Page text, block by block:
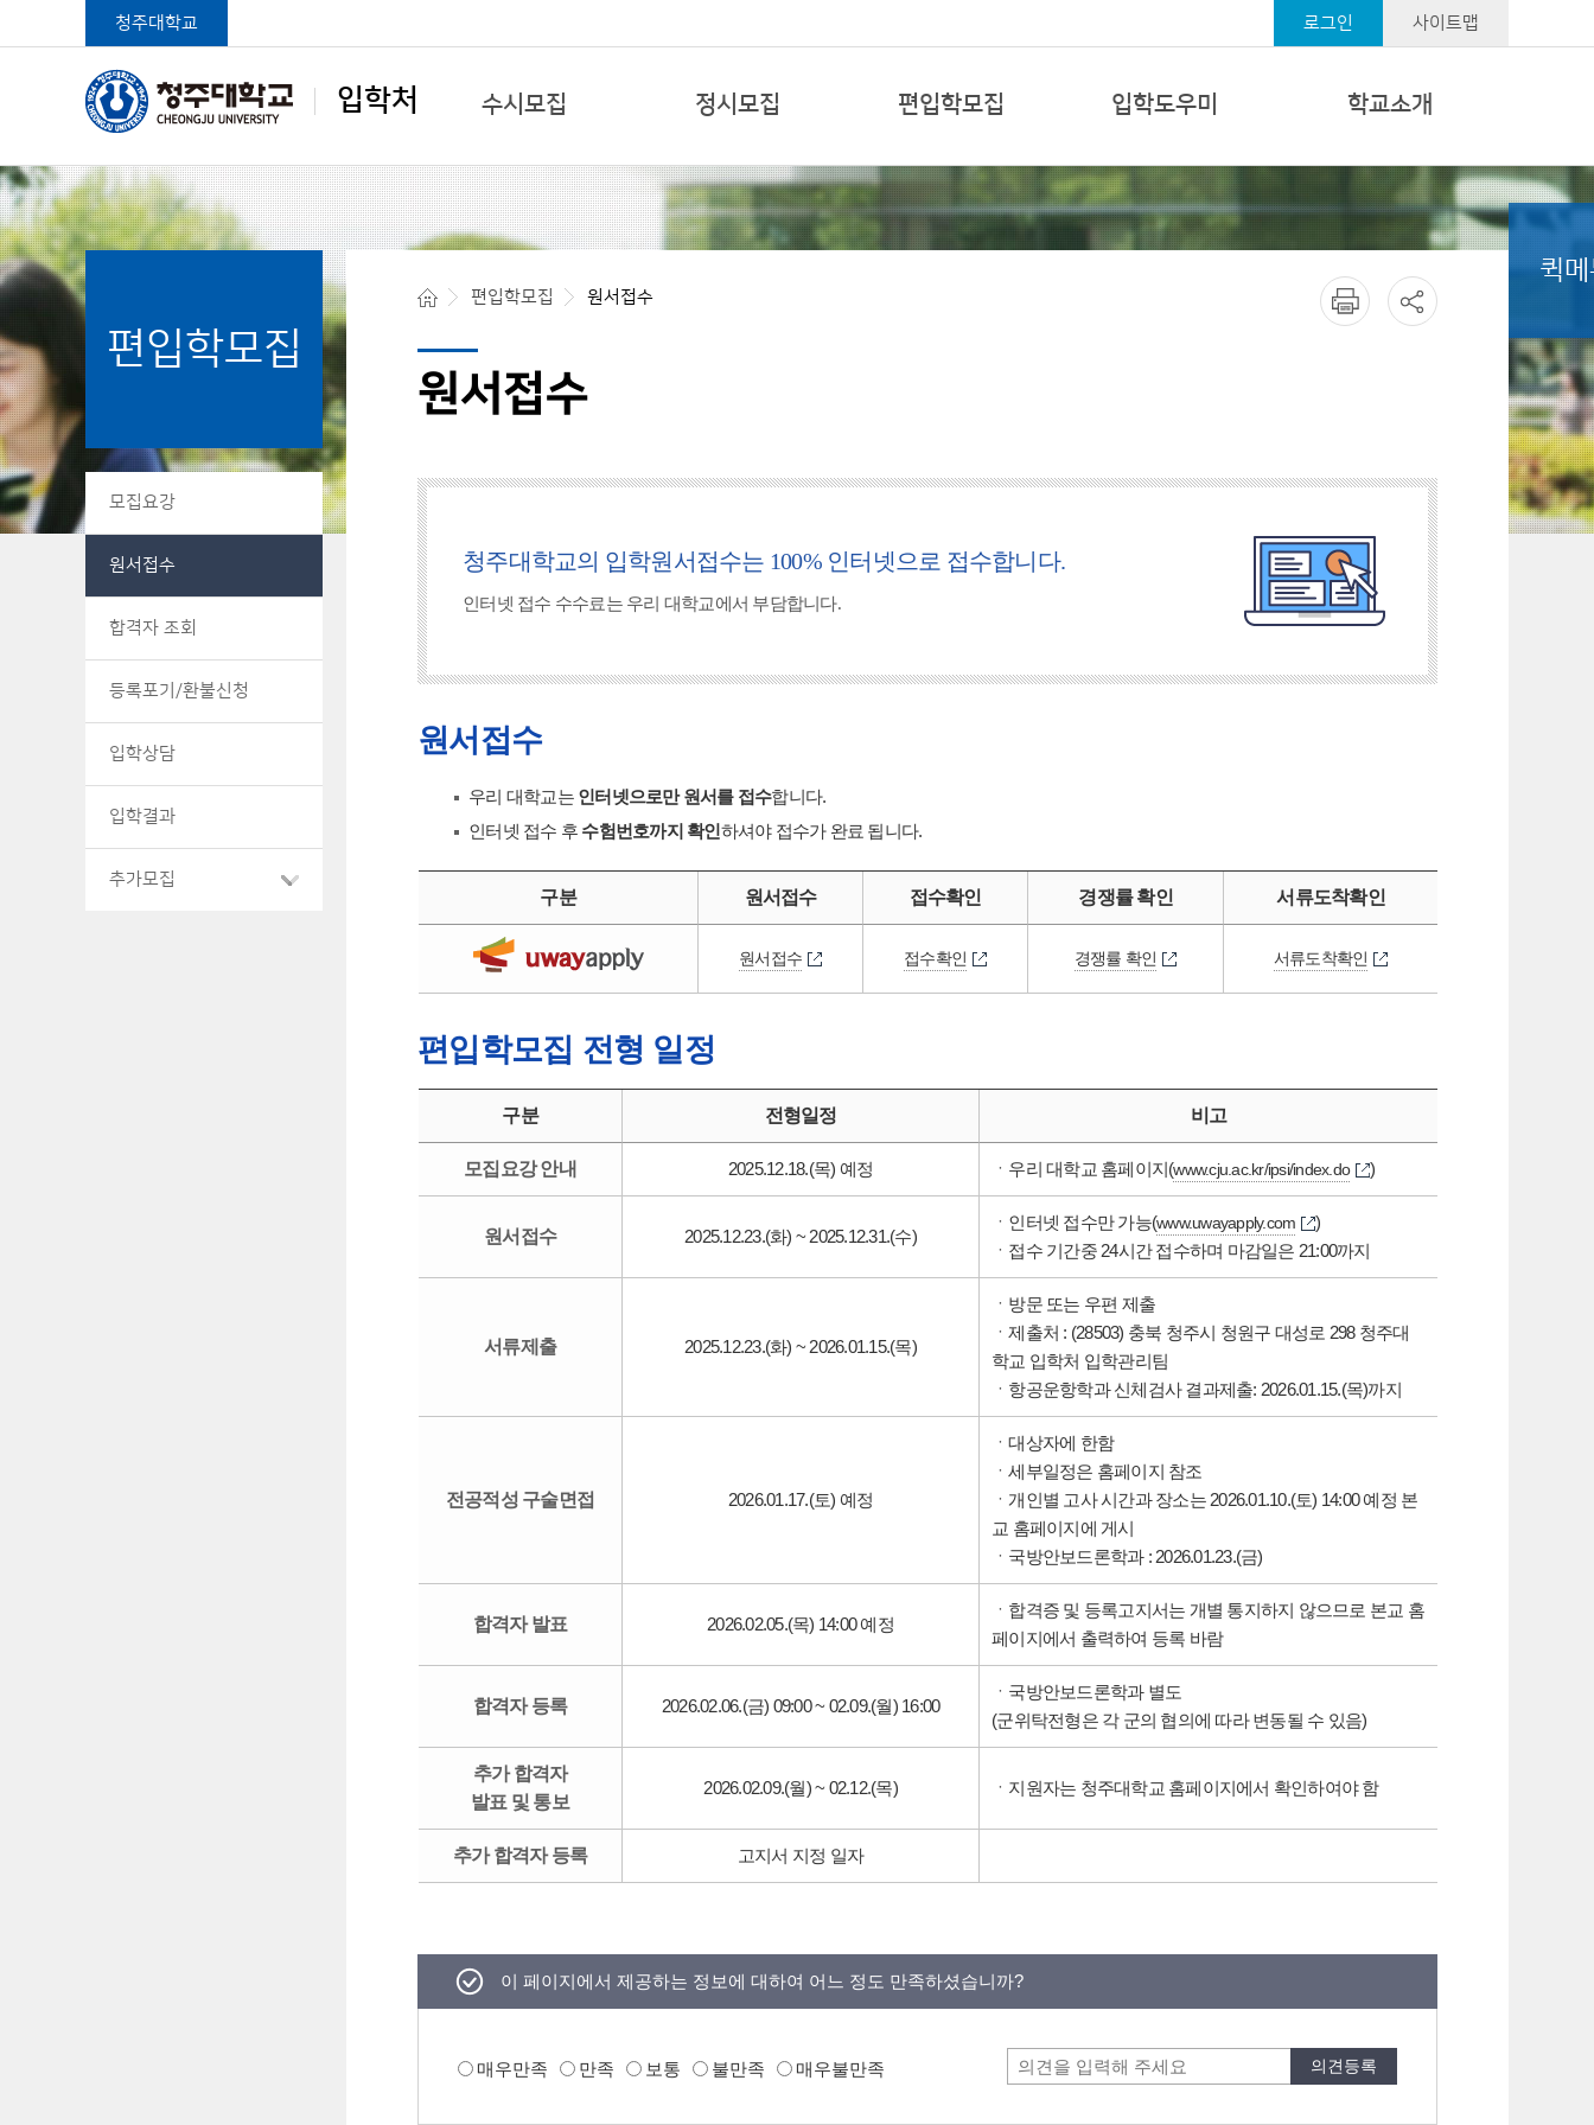
입학처
청주대학교 로그인 사이트맵
학생중심 글로벌대학
청주대학교 입학처
수시모집 정시모집 편입학모집 입학도우미 학교소개
편입학모집
모집요강
원서접수
합격자 조회
등록포기/환불신청
입학상담
입학결과
추가모집
편입학모집 원서접수
원서접수
청주대학교의 입학원서접수는 100% 인터넷으로 접수합니다.
인터넷 접수 수수료는 우리 대학교에서 부담합니다.
원서접수
우리 대학교는 인터넷으로만 원서를 접수합니다.
인터넷 접수 후 수험번호까지 확인하셔야 접수가 완료 됩니다.
구분 원서접수 접수확인 경쟁률 확인 서류도착확인
원서접수 접수확인 경쟁률 확인 서류도착확인
편입학모집 전형 일정
구분 전형일정 비고
모집요강 안내 2025.12.18.(목) 예정 ㆍ우리 대학교 홈페이지(www.cju.ac.kr/ipsi/index.do )
원서접수 2025.12.23.(화) ~ 2025.12.31.(수)
ㆍ인터넷 접수만 가능(www.uwayapply.com
)
ㆍ접수 기간중 24시간 접수하며 마감일은 21:00까지
서류제출 2025.12.23.(화) ~ 2026.01.15.(목)
ㆍ방문 또는 우편 제출
ㆍ제출처 : (28503) 충북 청주시 청원구 대성로 298 청주대
학교 입학처 입학관리팀
ㆍ항공운항학과 신체검사 결과제출: 2026.01.15.(목)까지
전공적성 구술면접 2026.01.17.(토) 예정
ㆍ대상자에 한함
ㆍ세부일정은 홈페이지 참조
ㆍ개인별 고사 시간과 장소는 2026.01.10.(토) 14:00 예정 본
교 홈페이지에 게시
ㆍ국방안보드론학과 : 2026.01.23.(금)
합격자 발표 2026.02.05.(목) 14:00 예정
ㆍ합격증 및 등록고지서는 개별 통지하지 않으므로 본교 홈
페이지에서 출력하여 등록 바람
합격자 등록 2026.02.06.(금) 09:00 ~ 02.09.(월) 16:00
ㆍ국방안보드론학과 별도
(군위탁전형은 각 군의 협의에 따라 변동될 수 있음)
추가 합격자
발표 및 통보
2026.02.09.(월) ~ 02.12.(목) ㆍ지원자는 청주대학교 홈페이지에서 확인하여야 함
추가 합격자 등록 고지서 지정 일자
이 페이지에서 제공하는 정보에 대하여 어느 정도 만족하셨습니까?
매우만족 만족 보통 불만족 매우불만족
퀵